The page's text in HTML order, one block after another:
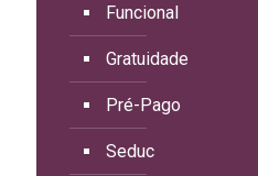
Funcional
Gratuidade
Pré-Pago
Seduc